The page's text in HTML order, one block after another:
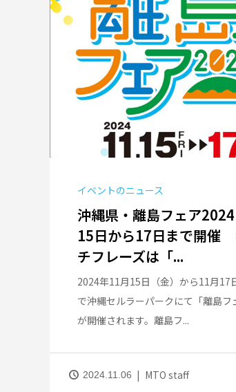
イベントのニュース
沖縄県・離島フェア
15日から17日まで開催
チフレーズは「...
2024年11月15日（金）から11月17
で沖縄セルラーパークにて「離島フ
が開催されます。離島フ...
2024.11.06 MTO staff